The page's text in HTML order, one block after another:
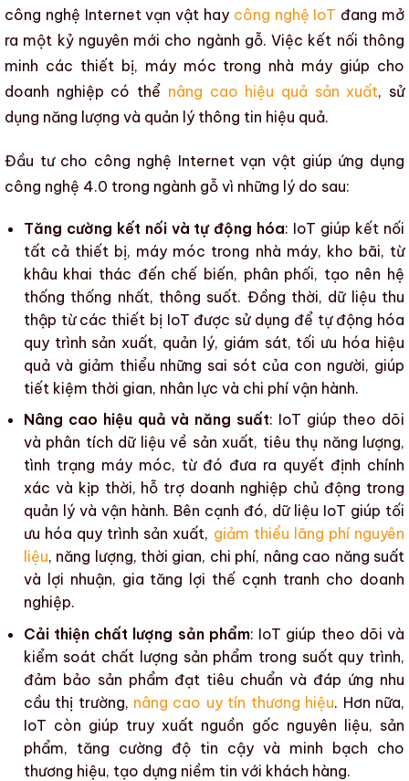
công nghệ Internet vạn vật hay công nghệ IoT đang mở
ra một kỷ nguyên mới cho ngành gỗ. Việc kết nối thông
minh các thiết bị, máy móc trong nhà máy giúp cho
doanh nghiệp có thể nâng cao hiệu quả sản xuất, sử
dụng năng lượng và quản lý thông tin hiệu quả.
Đầu tư cho công nghệ Internet vạn vật giúp ứng dụng
công nghệ 4.0 trong ngành gỗ vì những lý do sau:
Tăng cường kết nối và tự động hóa: IoT giúp kết nối
tất cả thiết bị, máy móc trong nhà máy, kho bãi, từ
khâu khai thác đến chế biến, phân phối, tạo nên hệ
thống thống nhất, thông suốt. Đồng thời, dữ liệu thu
thập từ các thiết bị IoT được sử dụng để tự động hóa
quy trình sản xuất, quản lý, giám sát, tối ưu hóa hiệu
quả và giảm thiểu những sai sót của con người, giúp
tiết kiệm thời gian, nhân lực và chi phí vận hành.
Nâng cao hiệu quả và năng suất: IoT giúp theo dõi
và phân tích dữ liệu về sản xuất, tiêu thụ năng lượng,
tình trạng máy móc, từ đó đưa ra quyết định chính
xác và kịp thời, hỗ trợ doanh nghiệp chủ động trong
quản lý và vận hành. Bên cạnh đó, dữ liệu IoT giúp tối
ưu hóa quy trình sản xuất, giảm thiểu lãng phí nguyên
liệu, năng lượng, thời gian, chi phí, nâng cao năng suất
và lợi nhuận, gia tăng lợi thế cạnh tranh cho doanh
nghiệp.
Cải thiện chất lượng sản phẩm: IoT giúp theo dõi và
kiểm soát chất lượng sản phẩm trong suốt quy trình,
đảm bảo sản phẩm đạt tiêu chuẩn và đáp ứng nhu
cầu thị trường, nâng cao uy tín thương hiệu. Hơn nữa,
IoT còn giúp truy xuất nguồn gốc nguyên liệu, sản
phẩm, tăng cường độ tin cậy và minh bạch cho
thương hiệu, tạo dựng niềm tin với khách hàng.